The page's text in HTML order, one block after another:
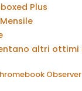
Plus
altri ottimi
Observer